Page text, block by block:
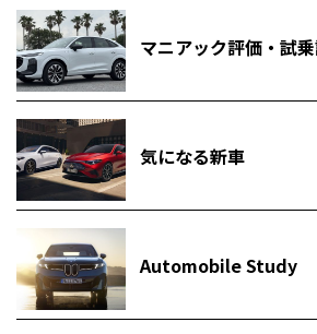
マニアック評価・試
気になる新車
Automobile Study